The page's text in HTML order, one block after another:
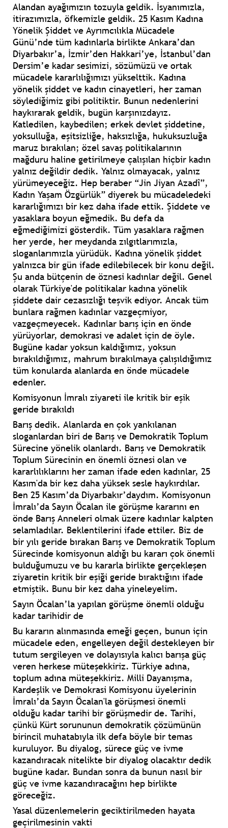
Alandan ayağımızın tozuyla geldik. İsyanımızla,
itirazımızla, öfkemizle geldik. 25 Kasım Kadına
Yönelik Şiddet ve Ayrımcılıkla Mücadele
Günü’nde tüm kadınlarla birlikte Ankara’dan
Diyarbakır’a, İzmir’den Hakkari’ye, İstanbul’dan
Dersim’e kadar sesimizi, sözümüzü ve ortak
mücadele kararlılığımızı yükselttik. Kadına
yönelik şiddet ve kadın cinayetleri, her zaman
söylediğimiz gibi politiktir. Bunun nedenlerini
haykırarak geldik, bugün karşınızdayız.
Katledilen, kaybedilen; erkek devlet şiddetine,
yoksulluğa, eşitsizliğe, haksızlığa, hukuksuzluğa
maruz bırakılan; özel savaş politikalarının
mağduru haline getirilmeye çalışılan hiçbir kadın
yalnız değildir dedik. Yalnız olmayacak, yalnız
yürümeyeceğiz. Hep beraber “Jin Jiyan Azadî”,
Kadın Yaşam Özgürlük” diyerek bu mücadeledeki
kararlığımızı bir kez daha ifade ettik. Şiddete ve
yasaklara boyun eğmedik. Bu defa da
eğmediğimizi gösterdik. Tüm yasaklara rağmen
her yerde, her meydanda zılgıtlarımızla,
sloganlarımızla yürüdük. Kadına yönelik şiddet
yalnızca bir gün ifade edilebilecek bir konu değil.
Şu anda bütçenin de öznesi kadınlar değil. Genel
olarak Türkiye'de politikalar kadına yönelik
şiddete dair cezasızlığı teşvik ediyor. Ancak tüm
bunlara rağmen kadınlar vazgeçmiyor,
vazgeçmeyecek. Kadınlar barış için en önde
yürüyorlar, demokrasi ve adalet için de öyle.
Bugüne kadar yoksun kaldığımız, yoksun
bırakıldığımız, mahrum bırakılmaya çalışıldığımız
tüm konularda alanlarda en önde mücadele
edenler.
Komisyonun İmralı ziyareti ile kritik bir eşik
geride bırakıldı
Barış dedik. Alanlarda en çok yankılanan
sloganlardan biri de Barış ve Demokratik Toplum
Sürecine yönelik olanlardı. Barış ve Demokratik
Toplum Sürecinin en önemli öznesi olan ve
kararlılıklarını her zaman ifade eden kadınlar, 25
Kasım'da bir kez daha yüksek sesle haykırdılar.
Ben 25 Kasım’da Diyarbakır’daydım. Komisyonun
İmralı’da Sayın Öcalan ile görüşme kararını en
önde Barış Anneleri olmak üzere kadınlar kalpten
selamladılar. Beklentilerini ifade ettiler. Biz de
bir yılı geride bırakan Barış ve Demokratik Toplum
Sürecinde komisyonun aldığı bu kararı çok önemli
bulduğumuzu ve bu kararla birlikte gerçekleşen
ziyaretin kritik bir eşiği geride bıraktığını ifade
etmiştik. Bunu bir kez daha yineleyelim.
Sayın Öcalan’la yapılan görüşme önemli olduğu
kadar tarihidir de
Bu kararın alınmasında emeği geçen, bunun için
mücadele eden, engelleyen değil destekleyen bir
tutum sergileyen ve dolayısıyla kalıcı barışa güç
veren herkese müteşekkiriz. Türkiye adına,
toplum adına müteşekkiriz. Milli Dayanışma,
Kardeşlik ve Demokrasi Komisyonu üyelerinin
İmralı’da Sayın Öcalan'la görüşmesi önemli
olduğu kadar tarihi bir görüşmedir de. Tarihi,
çünkü Kürt sorununun demokratik çözümünün
birincil muhatabıyla ilk defa böyle bir temas
kuruluyor. Bu diyalog, sürece güç ve ivme
kazandıracak nitelikte bir diyalog olacaktır dedik
bugüne kadar. Bundan sonra da bunun nasıl bir
güç ve ivme kazandıracağını hep birlikte
göreceğiz.
Yasal düzenlemelerin geciktirilmeden hayata
geçirilmesinin vakti